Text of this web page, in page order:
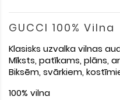
GUCCI 100% Vilna
Klasisks uzvalka vilnas
Mīksts, patīkams, plāns,
Biksēm, svārkiem,
100% vilna